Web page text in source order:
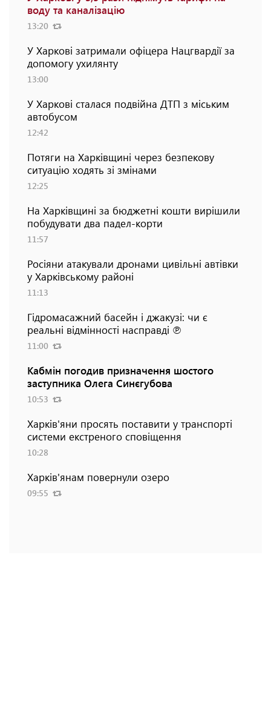
воду та каналізацію
13:20
У Харкові затримали офіцера Нацгвардії за
допомогу ухилянту
13:00
У Харкові сталася подвійна ДТП з міським
автобусом
12:42
Потяги на Харківщині через безпекову
ситуацію ходять зі змінами
12:25
На Харківщині за бюджетні кошти вирішили
побудувати два падел-корти
11:57
Росіяни атакували дронами цивільні автівки
у Харківському районі
11:13
Гідромасажний басейн і джакузі: чи є
реальні відмінності насправді ℗
11:00
Кабмін погодив призначення шостого
заступника Олега Синєгубова
10:53
Харків'яни просять поставити у транспорті
системи екстреного сповіщення
10:28
Харків'янам повернули озеро
09:55